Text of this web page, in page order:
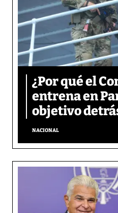
¿Por qué el
entrena en
objetivo
NACIONAL